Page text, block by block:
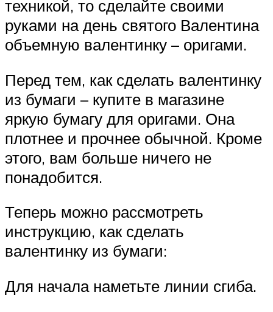
техникой, то сделайте своими
руками на день святого Валентина
объемную валентинку – оригами.
Перед тем, как сделать валентинку
из бумаги – купите в магазине
яркую бумагу для оригами. Она
плотнее и прочнее обычной. Кроме
этого, вам больше ничего не
понадобится.
Теперь можно рассмотреть
инструкцию, как сделать
валентинку из бумаги:
Для начала наметьте линии сгиба.